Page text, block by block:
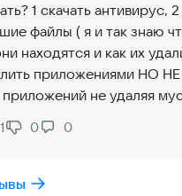
антивирус
поддельных
ваших
приложений
больше места.
2 удалить
файлы ( я и так знаю
находятся и как их
приложениями НО
не удаляя
и апк файлы КОНКРЕТНЫХ
мне такая ерунда
Не нравится:
0 0